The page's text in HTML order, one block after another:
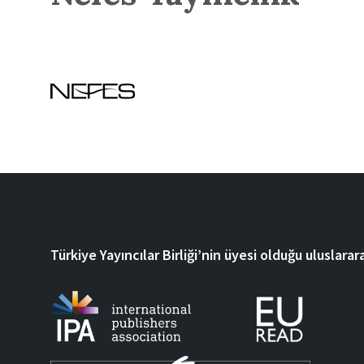
Türkiye Yayıncılar Birliği’nin üyesi olduğu